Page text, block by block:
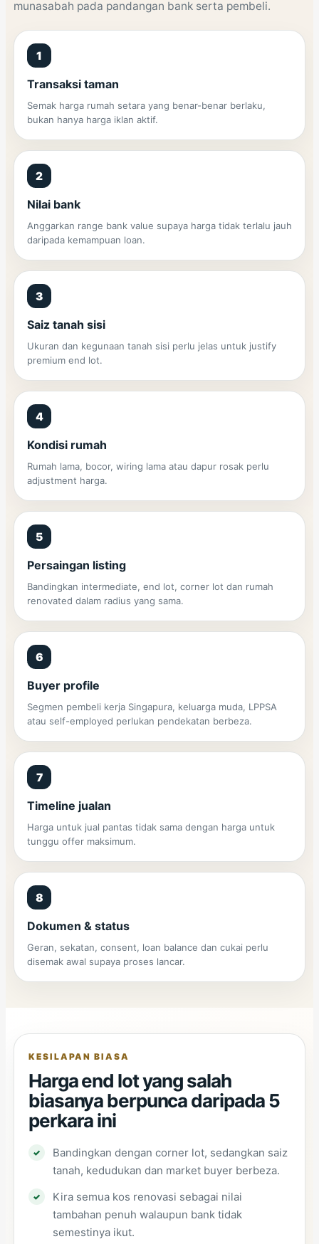
munasabah pada pandangan bank serta pembeli.
1
Transaksi taman
Semak harga rumah setara yang benar-benar berlaku,
bukan hanya harga iklan aktif.
2
Nilai bank
Anggarkan range bank value supaya harga tidak terlalu jauh
daripada kemampuan loan.
3
Saiz tanah sisi
Ukuran dan kegunaan tanah sisi perlu jelas untuk justify
premium end lot.
4
Kondisi rumah
Rumah lama, bocor, wiring lama atau dapur rosak perlu
adjustment harga.
5
Persaingan listing
Bandingkan intermediate, end lot, corner lot dan rumah
renovated dalam radius yang sama.
6
Buyer profile
Segmen pembeli kerja Singapura, keluarga muda, LPPSA
atau self-employed perlukan pendekatan berbeza.
7
Timeline jualan
Harga untuk jual pantas tidak sama dengan harga untuk
tunggu offer maksimum.
8
Dokumen & status
Geran, sekatan, consent, loan balance dan cukai perlu
disemak awal supaya proses lancar.
KESILAPAN BIASA
Harga end lot yang salah
biasanya berpunca daripada 5
perkara ini
Bandingkan dengan corner lot, sedangkan saiz
tanah, kedudukan dan market buyer berbeza.
Kira semua kos renovasi sebagai nilai
tambahan penuh walaupun bank tidak
semestinya ikut.